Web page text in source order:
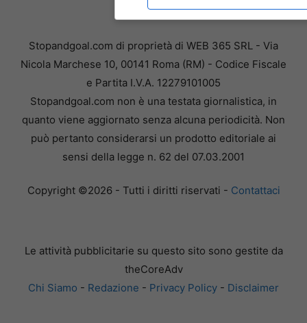
Stopandgoal.com di proprietà di WEB 365 SRL - Via
Nicola Marchese 10, 00141 Roma (RM) - Codice Fiscale
e Partita I.V.A. 12279101005
Stopandgoal.com non è una testata giornalistica, in
quanto viene aggiornato senza alcuna periodicità. Non
può pertanto considerarsi un prodotto editoriale ai
sensi della legge n. 62 del 07.03.2001
Copyright ©2026 - Tutti i diritti riservati - Contattaci
Le attività pubblicitarie su questo sito sono gestite da
theCoreAdv
Chi Siamo - Redazione - Privacy Policy - Disclaimer